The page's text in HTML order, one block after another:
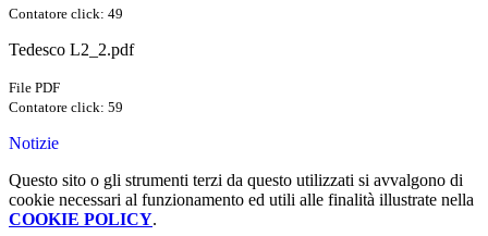
Contatore click: 49
Tedesco L2_2.pdf
File PDF
Contatore click: 59
Notizie
Questo sito o gli strumenti terzi da questo utilizzati si avvalgono di
cookie necessari al funzionamento ed utili alle finalità illustrate nella
COOKIE POLICY.